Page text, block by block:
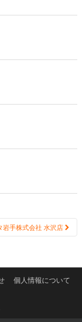
岩手株式会社 水沢店
個人情報について